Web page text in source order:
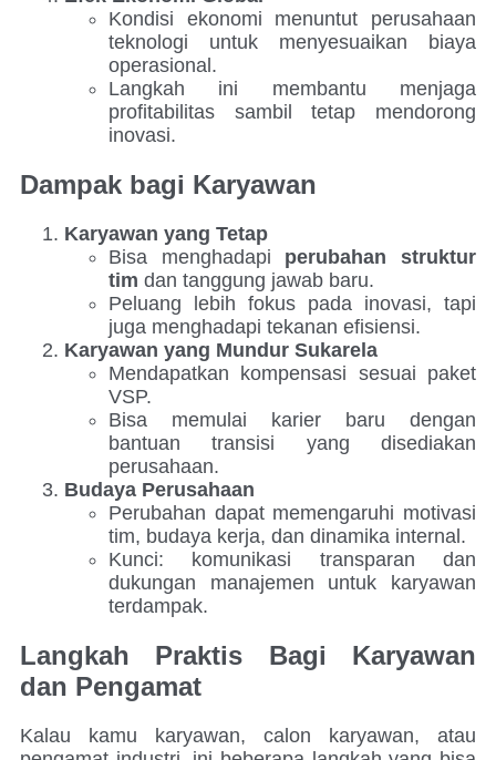
Kondisi ekonomi menuntut perusahaan
teknologi untuk menyesuaikan biaya
operasional.
Langkah ini membantu menjaga
profitabilitas sambil tetap mendorong
inovasi.
Dampak bagi Karyawan
Karyawan yang Tetap
Bisa menghadapi perubahan struktur
tim dan tanggung jawab baru.
Peluang lebih fokus pada inovasi, tapi
juga menghadapi tekanan efisiensi.
Karyawan yang Mundur Sukarela
Mendapatkan kompensasi sesuai paket
VSP.
Bisa memulai karier baru dengan
bantuan transisi yang disediakan
perusahaan.
Budaya Perusahaan
Perubahan dapat memengaruhi motivasi
tim, budaya kerja, dan dinamika internal.
Kunci: komunikasi transparan dan
dukungan manajemen untuk karyawan
terdampak.
Langkah Praktis Bagi Karyawan
dan Pengamat
Kalau kamu karyawan, calon karyawan, atau